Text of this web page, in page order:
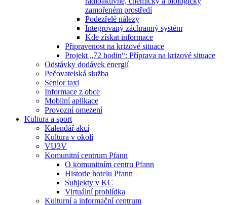
zamořeném prostředí
Podezřelé nálezy
Integrovaný záchranný systém
Kde získat informace
Připravenost na krizové situace
Projekt „72 hodin“: Příprava na krizové situace
Odstávky dodávek energií
Pečovatelská služba
Senior taxi
Informace z obce
Mobilní aplikace
Provozní omezení
Kultura a sport
Kalendář akcí
Kultura v okolí
VU3V
Komunitní centrum Pfann
O komunitním centru Pfann
Historie hotelu Pfann
Subjekty v KC
Virtuální prohlídka
Kulturní a informační centrum